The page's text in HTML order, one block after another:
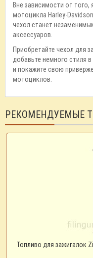
Вне зависимости от того,
мотоцикла Harley-
чехол станет
аксессуаров.
Приобретайте чехол для
добавьте немного стиля
и покажите свою
мотоциклов.
РЕКОМЕНДУЕМЫЕ
Топливо для зажигалок